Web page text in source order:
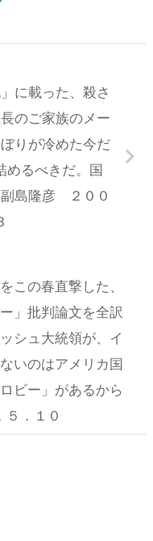
に載った、殺さ
のご家族のメー
りが冷めた今だ
めるべきだ。国
副島隆彦 ２００
この春直撃した、
」批判論文を全訳
シュ大統領が、イ
いのはアメリカ国
ビー」があるから
．１０